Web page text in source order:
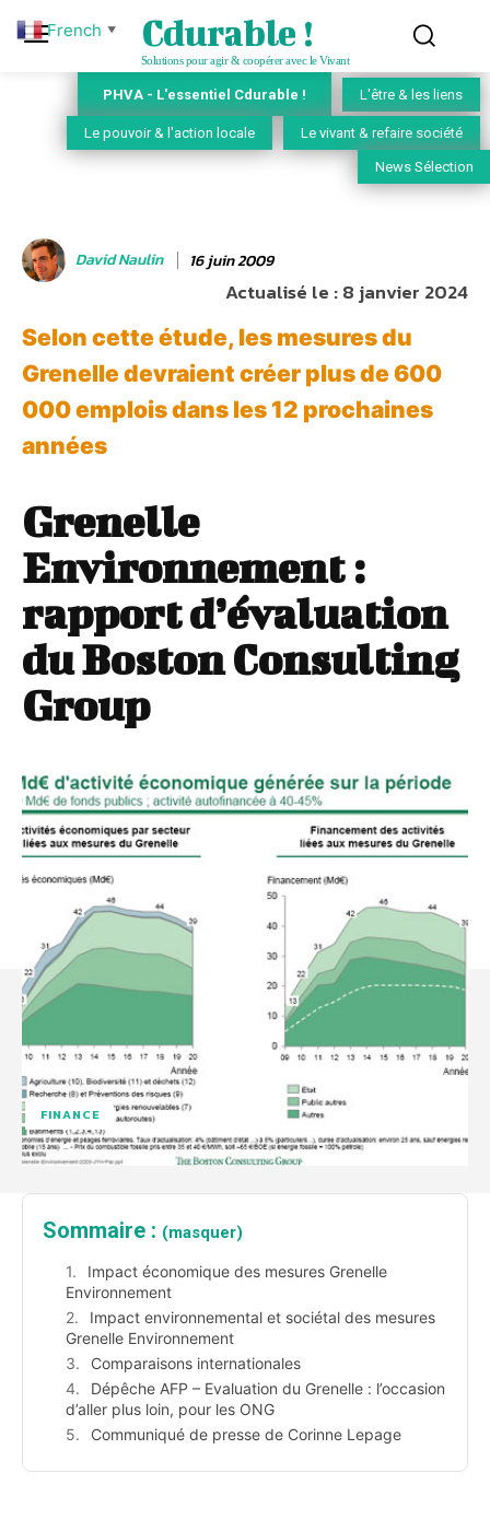
Cdurable !
Solutions pour agir & coopérer avec le Vivant
PHVA - L'essentiel Cdurable ! L'être & les liens
Le pouvoir & l'action locale Le vivant & refaire société
News Sélection
David Naulin 16 juin 2009
Actualisé le :8 janvier 2024
Selon cette étude, les mesures du
Grenelle devraient créer plus de 600
000 emplois dans les 12 prochaines
années
Grenelle
Environnement :
rapport d’évaluation
du Boston Consulting
Group
FINANCE
Sommaire : (masquer)
Impact économique des mesures Grenelle
Environnement
Impact environnemental et sociétal des mesures
Grenelle Environnement
Comparaisons internationales
Dépêche AFP – Evaluation du Grenelle : l’occasion
d’aller plus loin, pour les ONG
Communiqué de presse de Corinne Lepage
French ▼